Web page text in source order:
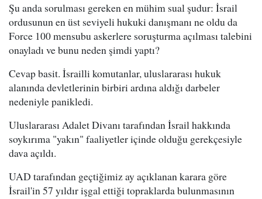
Şu anda sorulması gereken en mühim sual şudur: İsrail
ordusunun en üst seviyeli hukuki danışmanı ne oldu da
Force 100 mensubu askerlere soruşturma açılması talebini
onayladı ve bunu neden şimdi yaptı?
Cevap basit. İsrailli komutanlar, uluslararası hukuk
alanında devletlerinin birbiri ardına aldığı darbeler
nedeniyle panikledi.
Uluslararası Adalet Divanı tarafından İsrail hakkında
soykırıma "yakın" faaliyetler içinde olduğu gerekçesiyle
dava açıldı.
UAD tarafından geçtiğimiz ay açıklanan karara göre
İsrail'in 57 yıldır işgal ettiği topraklarda bulunmasının